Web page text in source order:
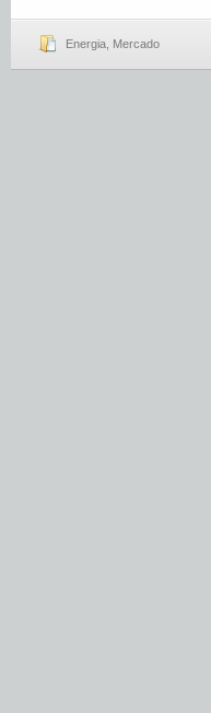
Energia Mercado